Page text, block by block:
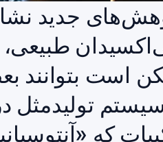
جدید
است بتوانند
تولیدمثل
که